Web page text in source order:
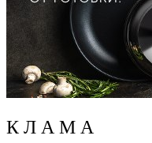
К Л А М А